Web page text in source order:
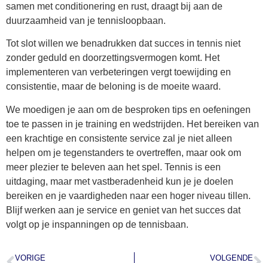
samen met conditionering en rust, draagt bij aan de
duurzaamheid van je tennisloopbaan.
Tot slot willen we benadrukken dat succes in tennis niet
zonder geduld en doorzettingsvermogen komt. Het
implementeren van verbeteringen vergt toewijding en
consistentie, maar de beloning is de moeite waard.
We moedigen je aan om de besproken tips en oefeningen
toe te passen in je training en wedstrijden. Het bereiken van
een krachtige en consistente service zal je niet alleen
helpen om je tegenstanders te overtreffen, maar ook om
meer plezier te beleven aan het spel. Tennis is een
uitdaging, maar met vastberadenheid kun je je doelen
bereiken en je vaardigheden naar een hoger niveau tillen.
Blijf werken aan je service en geniet van het succes dat
volgt op je inspanningen op de tennisbaan.
VORIGE VOLGENDE